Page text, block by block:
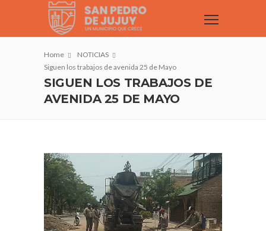
Home
NOTICIAS
Siguen los trabajos de avenida 25 de Mayo
SIGUEN LOS TRABAJOS DE
AVENIDA 25 DE MAYO